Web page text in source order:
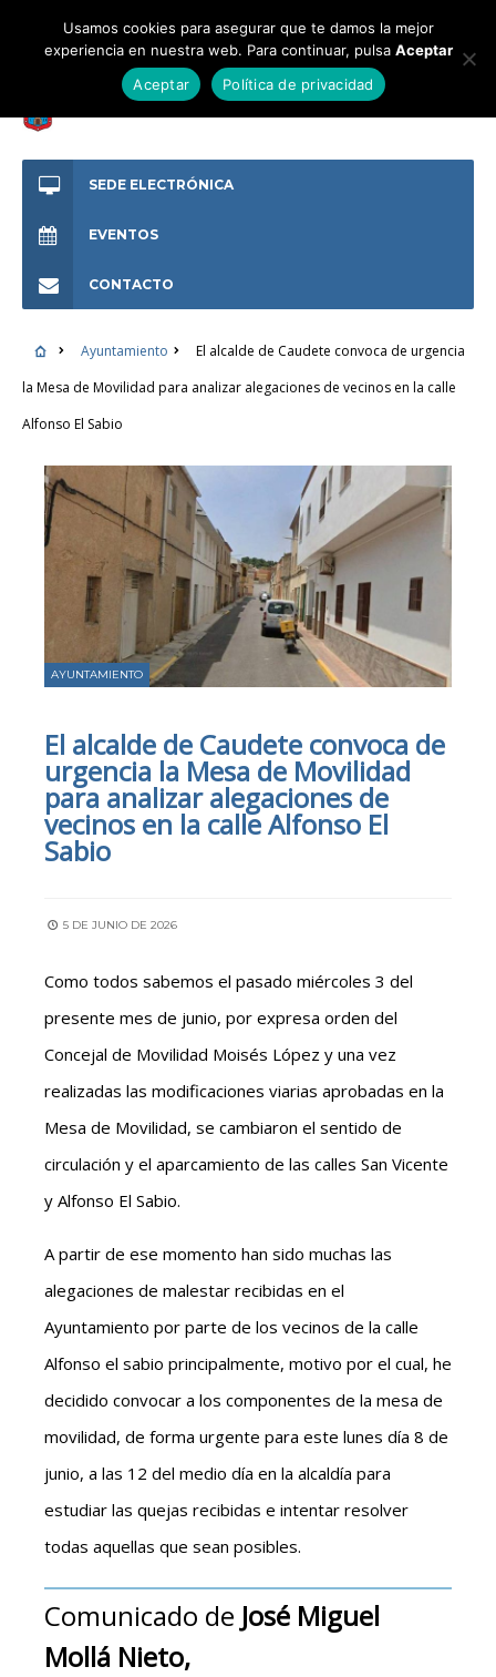
SEDE ELECTRÓNICA
EVENTOS
CONTACTO
Ayuntamiento
El alcalde de Caudete convoca de urgencia
la Mesa de Movilidad para analizar alegaciones de vecinos en la calle
Alfonso El Sabio
AYUNTAMIENTO
El alcalde de Caudete convoca de
urgencia la Mesa de Movilidad
para analizar alegaciones de
vecinos en la calle Alfonso El
Sabio
5 DE JUNIO DE 2026
Como todos sabemos el pasado miércoles 3 del
presente mes de junio, por expresa orden del
Concejal de Movilidad Moisés López y una vez
realizadas las modificaciones viarias aprobadas en la
Mesa de Movilidad, se cambiaron el sentido de
circulación y el aparcamiento de las calles San Vicente
y Alfonso El Sabio.
A partir de ese momento han sido muchas las
alegaciones de malestar recibidas en el
Ayuntamiento por parte de los vecinos de la calle
Alfonso el sabio principalmente, motivo por el cual, he
decidido convocar a los componentes de la mesa de
movilidad, de forma urgente para este lunes día 8 de
junio, a las 12 del medio día en la alcaldía para
estudiar las quejas recibidas e intentar resolver
todas aquellas que sean posibles.
Comunicado de José Miguel
Mollá Nieto,
Usamos cookies para asegurar que te damos la mejor
experiencia en nuestra web. Para continuar, pulsa Aceptar
Aceptar
Política de privacidad